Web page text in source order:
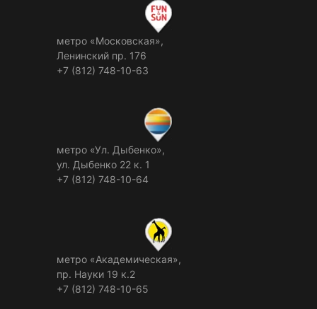
метро «Московская»,
Ленинский пр. 176
+7 (812) 748-10-63
метро «Ул. Дыбенко»,
ул. Дыбенко 22 к. 1
+7 (812) 748-10-64
метро «Академическая»,
пр. Науки 19 к.2
+7 (812) 748-10-65